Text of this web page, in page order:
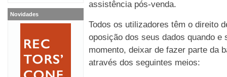
assistência pós-venda.
Todos os utilizadores têm o direito
oposição dos seus dados quando e
momento, deixar de fazer parte da
através dos seguintes meios:
Novidades